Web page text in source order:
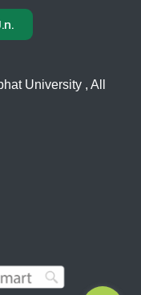
ท.
University , All